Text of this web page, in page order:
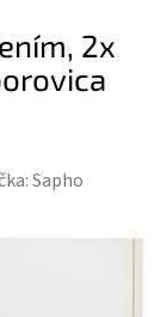
2x
Sapho